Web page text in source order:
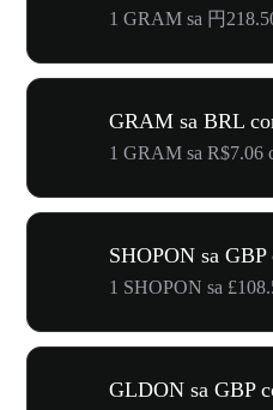
1 GRAM sa 円
GRAM sa BRL
1 GRAM sa R$7.06
SHOPON sa
1 SHOPON sa
GLDON sa GBP